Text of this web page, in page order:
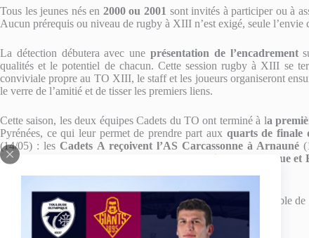
Tous les jeunes nés en 2000 ou 2001 sont invités à participer ou à
Aucun prérequis ou niveau de rugby à XIII n’est exigé, seule l’envie
La détection débutera avec une présentation de l’encadrement
qualités et le potentiel de chacun. Cette session rugby à XIII se
conviviale propre au TO XIII, le staff et les joueurs organiseront
le verre de l’amitié et de tisser les premiers liens.
Cette saison, les deux équipes Cadets du TO ont terminé à la
Pyrénées, ce qui leur permet de prendre part aux quarts de finale
(14/05) : lesCadets A reçoivent l’AS Carcassonne à Arnauné
(15h). Avec cette session de recrutement, la
section Cadet Bleue et
Pour plus d’informations, n’hésitez pas à contacter le responsable
55 49 92 ou via son adresse mail :djedeaz@gmail.com